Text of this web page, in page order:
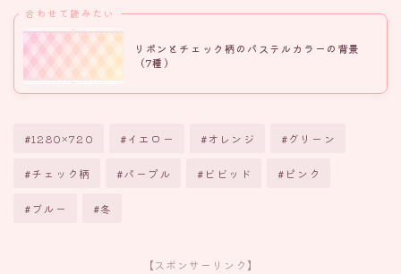
合わせて読みたい
リボンとチェック柄のパステルカラーの背景
（7種）
#1280×720 #イエロー #オレンジ #グリーン
#チェック柄 #パープル #ビビッド #ピンク
#ブルー #冬
【スポンサーリンク】